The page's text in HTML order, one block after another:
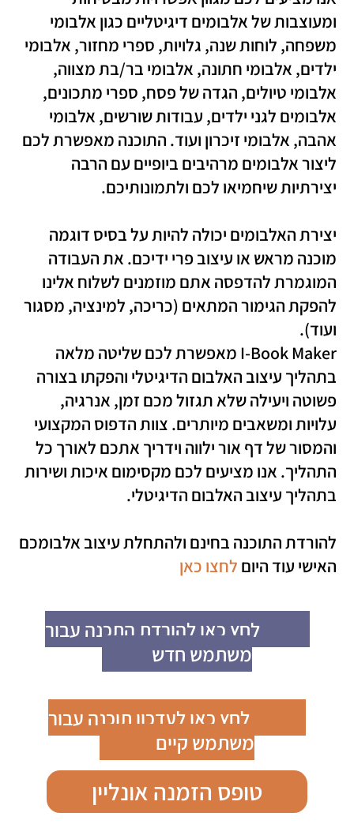
ומעוצבות של אלבומים דיגיטליים כגון אלבומי
משפחה, לוחות שנה, גלויות, ספרי מחזור, אלבומי
ילדים, אלבומי חתונה, אלבומי בר/בת מצווה,
אלבומי טיולים, הגדה של פסח, ספרי מתכונים,
אלבומים לגני ילדים, עבודות שורשים, אלבומי
אהבה, אלבומי זיכרון ועוד. התוכנה מאפשרת לכם
ליצור אלבומים מרהיבים ביופיים עם הרבה
יצירתיות שיחמיאו לכם ולתמונותיכם.
יצירת האלבומים יכולה להיות על בסיס דוגמה
מוכנה מראש או עיצוב פרי ידיכם. את העבודה
המוגמרת להדפסה אתם מוזמנים לשלוח אלינו
להפקת הגימור המתאים (כריכה, למינציה, מסגור
ועוד).
I-Book Maker מאפשרת לכם שליטה מלאה
בתהליך עיצוב האלבום הדיגיטלי והפקתו בצורה
פשוטה ויעילה שלא תגזול מכם זמן, אנרגיה,
עלויות ומשאבים מיותרים. צוות הדפוס המקצועי
והמסור של דף אור ילווה וידריך אתכם לאורך כל
התהליך. אנו מציעים לכם מקסימום איכות ושירות
בתהליך עיצוב האלבום הדיגיטלי.
להורדת התוכנה בחינם ולהתחלת עיצוב אלבומכם
האישי עוד היום לחצו כאן
לחץ כאן להורדת התכנה עבור
משתמש חדש
לחץ כאן לעדכון תוכנה עבור
משתמש קיים
טופס הזמנה אונליין